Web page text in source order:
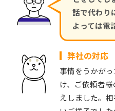
話で代わり
よっては電
弊社の対応
事情をうかが
け、ご依頼者
えしました。